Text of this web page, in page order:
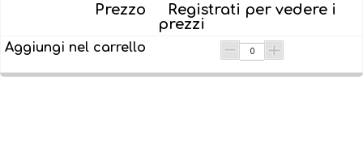
Registrati per vedere i
prezzi